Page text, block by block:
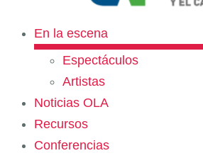
En la escena
Espectáculos
Artistas
Noticias OLA
Recursos
Conferencias